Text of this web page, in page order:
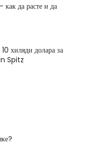
да расте и да
хиляди долара за
Spitz